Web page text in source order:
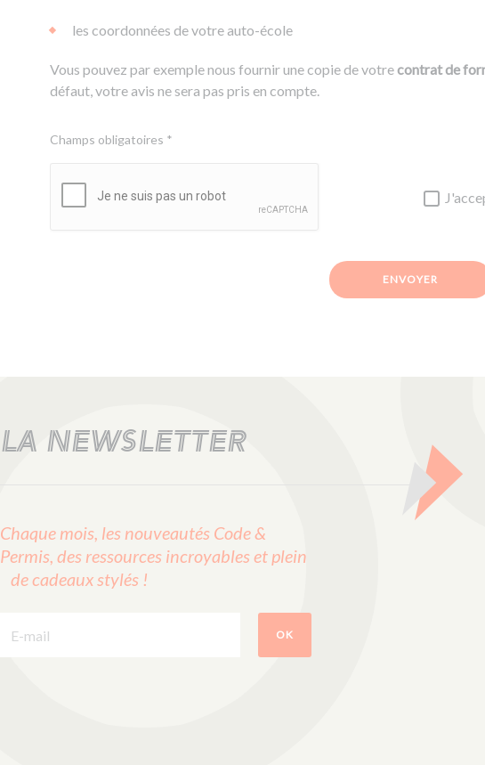
les coordonnées de votre auto-école
Vous pouvez par exemple nous fournir une copie de votrecontrat de
défaut, votre avis ne sera pas pris en compte.
Champs obligatoires *
ENVOYER
LA NEWSLETTER
Chaque mois, les nouveautés Code &
Permis, des ressources incroyables et plein
de cadeaux stylés !
OK